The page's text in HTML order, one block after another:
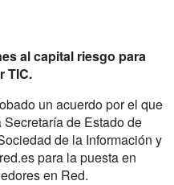
al capital riesgo para
TIC.
un acuerdo por el que
de Estado de
de la Información y
para la puesta en
en Red.